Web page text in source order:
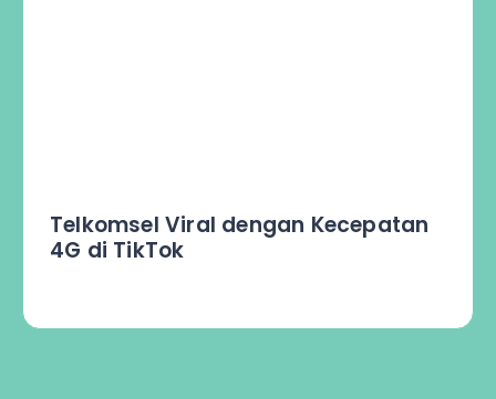
Membangkitkan Gairah ASIAN
Games di kalangan Generasi Muda
SEA